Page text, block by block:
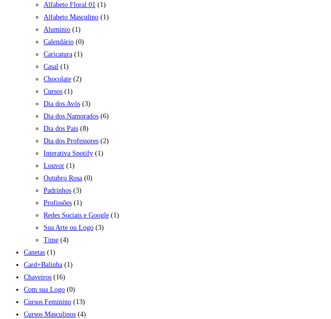
Alfabeto Floral 01 (1)
Alfabeto Masculino (1)
Alumínio (1)
Calendário (0)
Caricatura (1)
Casal (1)
Chocolate (2)
Cursos (1)
Dia dos Avós (3)
Dia dos Namorados (6)
Dia dos Pais (8)
Dia dos Professores (2)
Interativa Spotify (1)
Louvor (1)
Outubro Rosa (0)
Padrinhos (3)
Profissões (1)
Redes Sociais e Google (1)
Sua Arte ou Logo (3)
Time (4)
Canetas (1)
Card+Balinha (1)
Chaveiros (16)
Com sua Logo (0)
Cursos Feminino (13)
Cursos Masculinos (4)